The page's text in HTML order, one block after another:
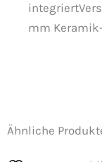
mm
Ähnliche